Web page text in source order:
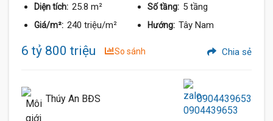
Diện tích: 25.8 m² Số tầng: 5 tầng
Giá/m²: 240 triệu/m² Hướng: Tây Nam
6 tỷ 800 triệu So sánh Chia sẻ
Thúy An BĐS 0904439653